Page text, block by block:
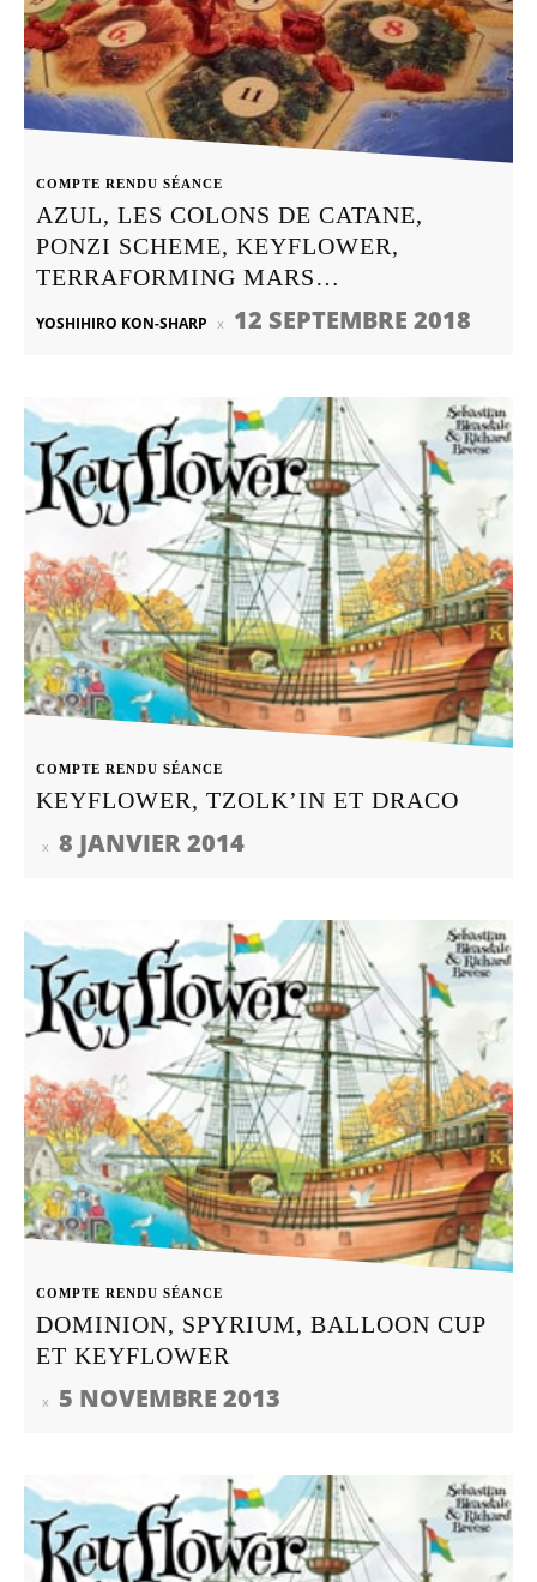
COMPTE RENDU SÉANCE
AZUL, LES COLONS DE CATANE,
PONZI SCHEME, KEYFLOWER,
TERRAFORMING MARS…
YOSHIHIRO KON-SHARP 12 SEPTEMBRE 2018
COMPTE RENDU SÉANCE
KEYFLOWER, TZOLK’IN ET DRACO
8 JANVIER 2014
COMPTE RENDU SÉANCE
DOMINION, SPYRIUM, BALLOON CUP
ET KEYFLOWER
5 NOVEMBRE 2013